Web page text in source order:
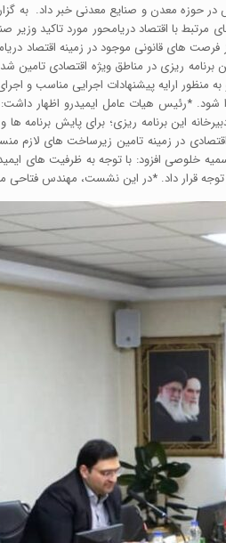
حوزه معدن و صنایع معدنی خبر داد. به
مرتبط با اقتصاد دریامحور مورد تاکید
های قانونی موجود در زمینه اقتصاد
ریزی در مناطق ویژه اقتصادی تامین
منظور ارایه پیشنهادات اجرایی مناسب و
*رئیس هیات عامل ایمیدرو اظهار
این برنامه ریزی؛ برای پایش برنامه
اقتصادی در زمینه تامین زیرساخت های
خلوصی افزود: با توجه به ظرفیت های